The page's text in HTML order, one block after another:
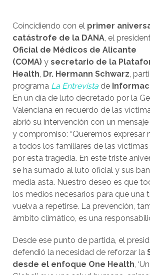
Coincidiendo con el primer
catástrofe de la DANA, el
Oficial de Médicos de Alicante
(COMA) y secretario de la
Health, Dr. Hermann Schwarz,
programa La Entrevista de
En un día de luto decretado por la
Valenciana en recuerdo de las
abrió su intervención con un
y compromiso: “Queremos expresar
a todos los familiares de las
por esta tragedia. En este triste
se ha sumado al luto oficial y sus
media asta. Nuestro deseo es que
los medios necesarios para que una
vuelva a repetirse. La prevención,
ámbito climático, es una
Desde ese punto de partida, el
defendió la necesidad de reforzar la
desde el enfoque One Health,